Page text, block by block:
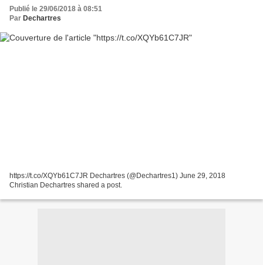
Publié le 29/06/2018 à 08:51
Par Dechartres
https://t.co/XQYb61C7JR Dechartres (@Dechartres1) June 29, 2018
Christian Dechartres shared a post.